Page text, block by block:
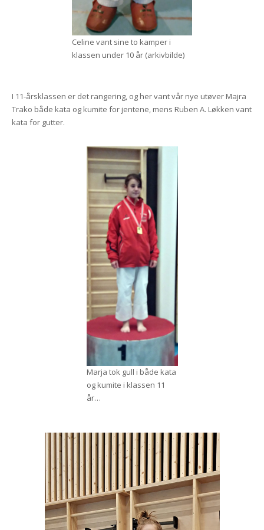
Celine vant sine to kamper i
klassen under 10 år (arkivbilde)
I 11-årsklassen er det rangering, og her vant vår nye utøver Majra
Trako både kata og kumite for jentene, mens Ruben A. Løkken vant
kata for gutter.
Marja tok gull i både kata
og kumite i klassen 11
år…